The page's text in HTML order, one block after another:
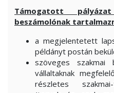
Támogatott
beszámolónak
a megjelentetett
példányt postán
szöveges szakmai
vállaltaknak
részletes